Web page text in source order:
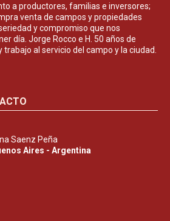
a productores, familias e inversores;
venta de campos y propiedades
y compromiso que nos
día. Jorge Rocco e H. 50 años de
al servicio del campo y la ciudad.
Saenz Peña
Aires - Argentina